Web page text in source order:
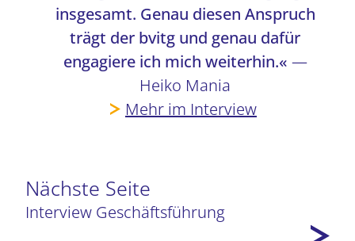
insgesamt. Genau diesen Anspruch
trägt der bvitg und genau dafür
engagiere ich mich weiterhin.« —
Heiko Mania
Mehr im Interview
Nächste Seite
Interview Geschäftsführung